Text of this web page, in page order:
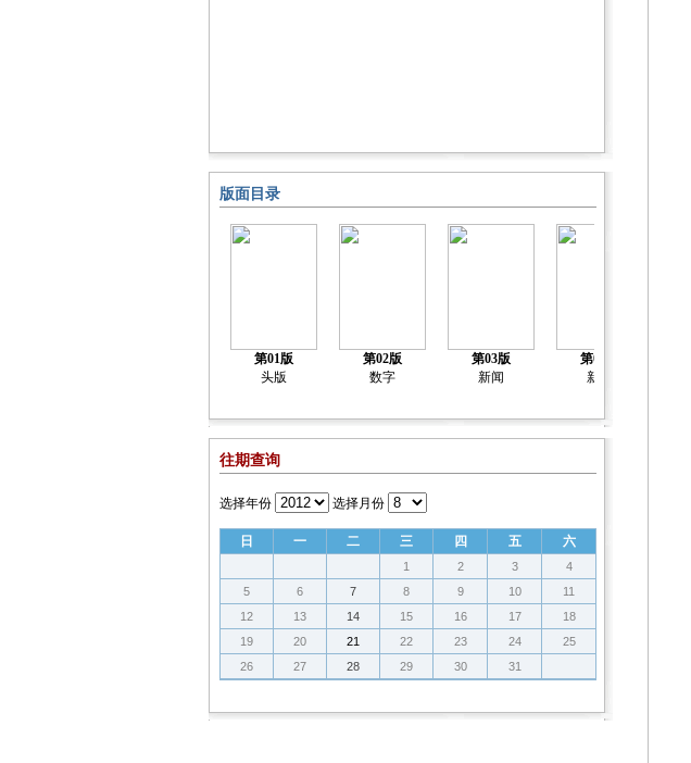
版面目录
第01版
头版
第02版
数字
第03版
新闻
第04版
新闻
往期查询
选择年份 选择月份
日 一 二 三 四 五 六
1 2 3
4
5
6 7 8 9 10
11
12
13 14 15 16 17
18
19
20 21 22 23 24
25
26
27 28 29 30 31